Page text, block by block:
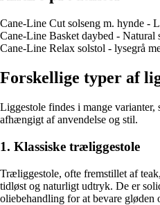
Cane-Line Cut solseng m. hynde -
Cane-Line Basket daybed - Natural
Cane-Line Relax solstol - lysegrå
Forskellige typer af
Liggestole findes i mange
afhængigt af anvendelse og stil.
1. Klassiske træliggestole
Træliggestole, ofte fremstillet af
tidløst og naturligt udtryk. De er
oliebehandling for at bevare gløden